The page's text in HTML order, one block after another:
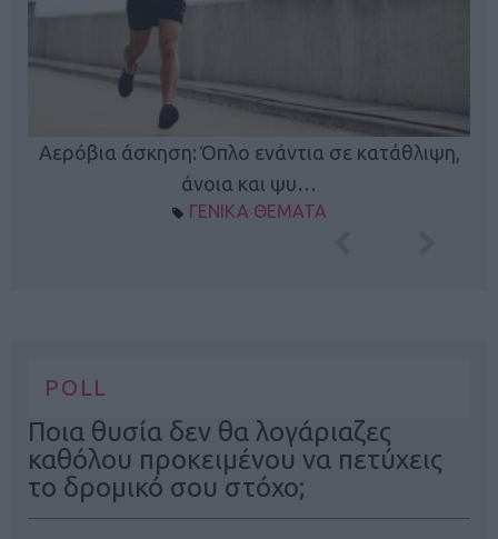
Αερόβια άσκηση: Όπλο ενάντια σε κατάθλιψη,
άνοια και ψυ…
ΓΕΝΙΚΑ ΘΕΜΑΤΑ
POLL
Ποια θυσία δεν θα λογάριαζες
καθόλου προκειμένου να πετύχεις
το δρομικό σου στόχο;